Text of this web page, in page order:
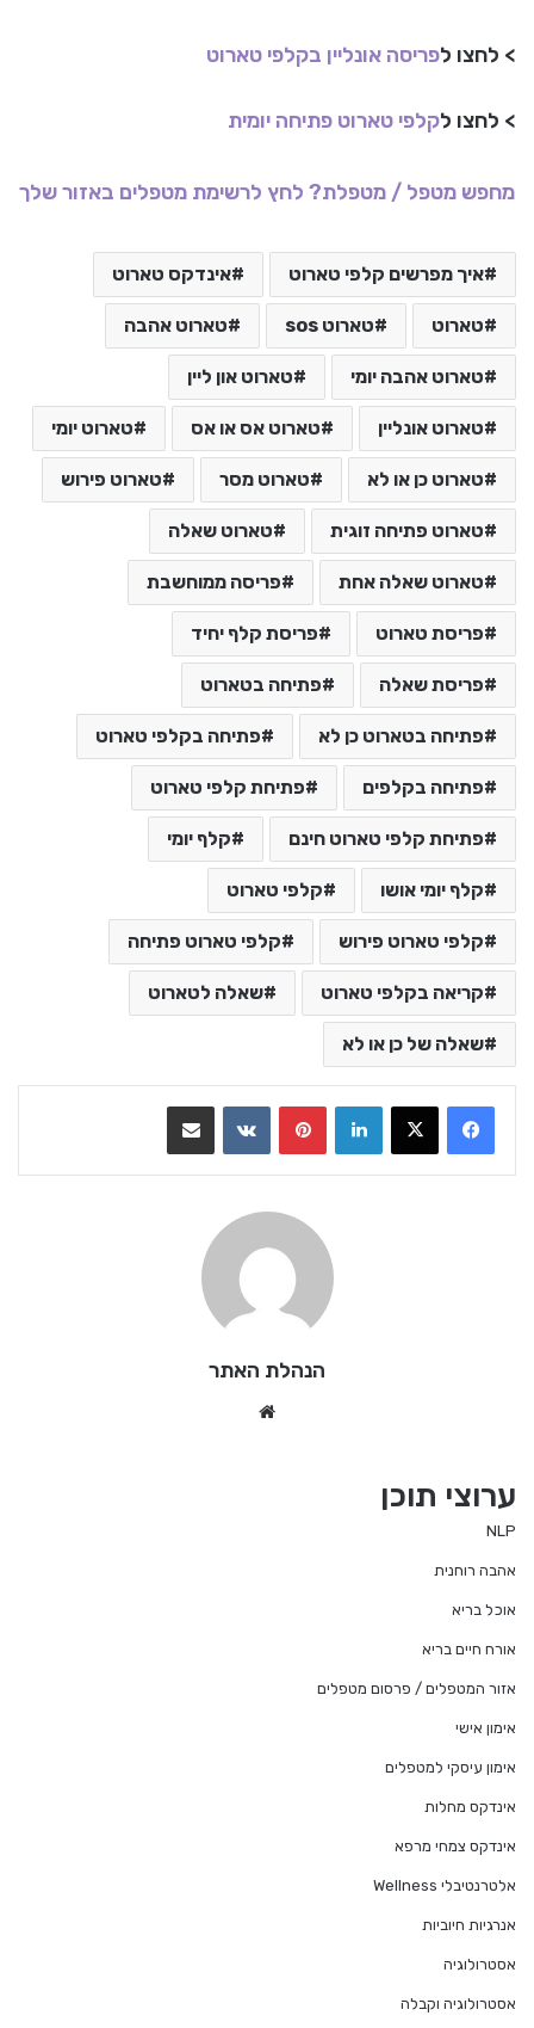
> לחצו לפריסה אונליין בקלפי טארוט
> לחצו לקלפי טארוט פתיחה יומית
מחפש מטפל / מטפלת? לחץ לרשימת מטפלים באזור שלך
איך מפרשים קלפי טארוט אינדקס טארוט
טארוט טארוט sos טארוט אהבה
טארוט אהבה יומי טארוט און ליין
טארוט אונליין טארוט אס או אס טארוט יומי
טארוט כן או לא טארוט מסר טארוט פירוש
טארוט פתיחה זוגית טארוט שאלה
טארוט שאלה אחת פריסה ממוחשבת
פריסת טארוט פריסת קלף יחיד
פריסת שאלה פתיחה בטארוט
פתיחה בטארוט כן לא פתיחה בקלפי טארוט
פתיחה בקלפים פתיחת קלפי טארוט
פתיחת קלפי טארוט חינם קלף יומי
קלף יומי אושו קלפי טארוט
קלפי טארוט פירוש קלפי טארוט פתיחה
קריאה בקלפי טארוט שאלה לטארוט
שאלה של כן או לא
LinkedIn
VKontakte
הנהלת האתר
ערוצי תוכן
NLP
אהבה רוחנית
אוכל בריא
אורח חיים בריא
אזור המטפלים / פרסום מטפלים
אימון אישי
אימון עיסקי למטפלים
אינדקס מחלות
אינדקס צמחי מרפא
אלטרנטיבלי Wellness
אנרגיות חיוביות
אסטרולוגיה
אסטרולוגיה וקבלה